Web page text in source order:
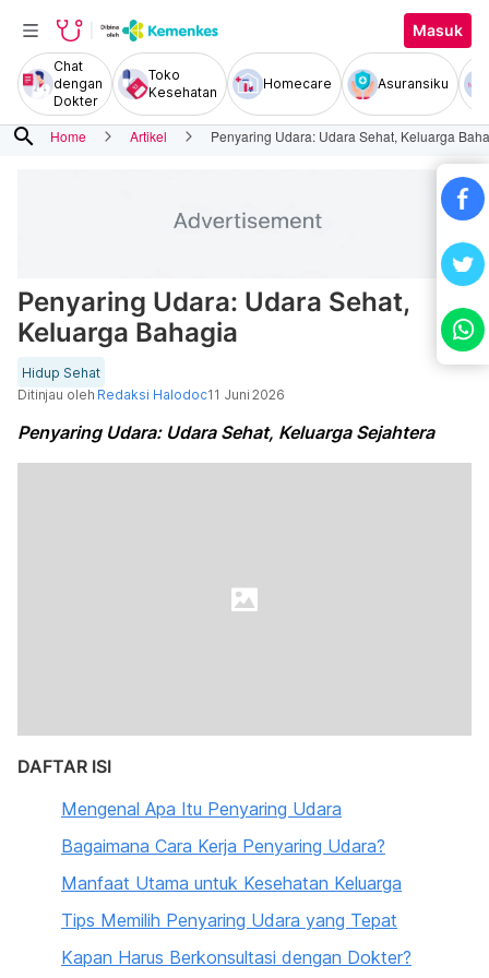
Masuk
Chat
dengan
Dokter
Toko
Kesehatan
Homecare Asuransiku
search Home Artikel Penyaring Udara: Udara Sehat, Keluarga
Penyaring Udara: Udara Sehat,
Keluarga Bahagia
Hidup Sehat
Ditinjau oleh Redaksi Halodoc11 Juni 2026
Penyaring Udara: Udara Sehat, Keluarga Sejahtera
DAFTAR ISI
Mengenal Apa Itu Penyaring Udara
Bagaimana Cara Kerja Penyaring Udara?
Manfaat Utama untuk Kesehatan Keluarga
Tips Memilih Penyaring Udara yang Tepat
Kapan Harus Berkonsultasi dengan Dokter?